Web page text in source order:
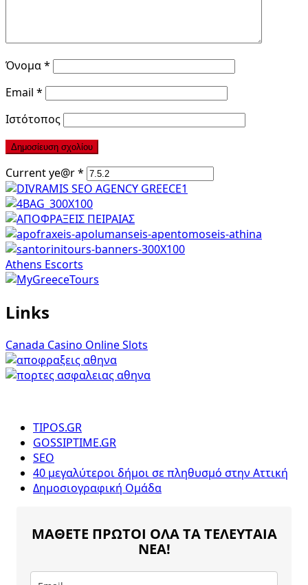
Όνομα*
Email *
Ιστότοπος
Current ye@r*
Athens Escorts
Links
Canada Casino Online Slots
TIPOS.GR
GOSSIPTIME.GR
SEO
40 μεγαλύτεροι δήμοι σε πληθυσμό στην Αττική
Δημοσιογραφική Ομάδα
ΜΑΘΕΤΕ ΠΡΩΤΟΙ ΟΛΑ ΤΑ ΤΕΛΕΥΤΑΙΑ
ΝΕΑ!